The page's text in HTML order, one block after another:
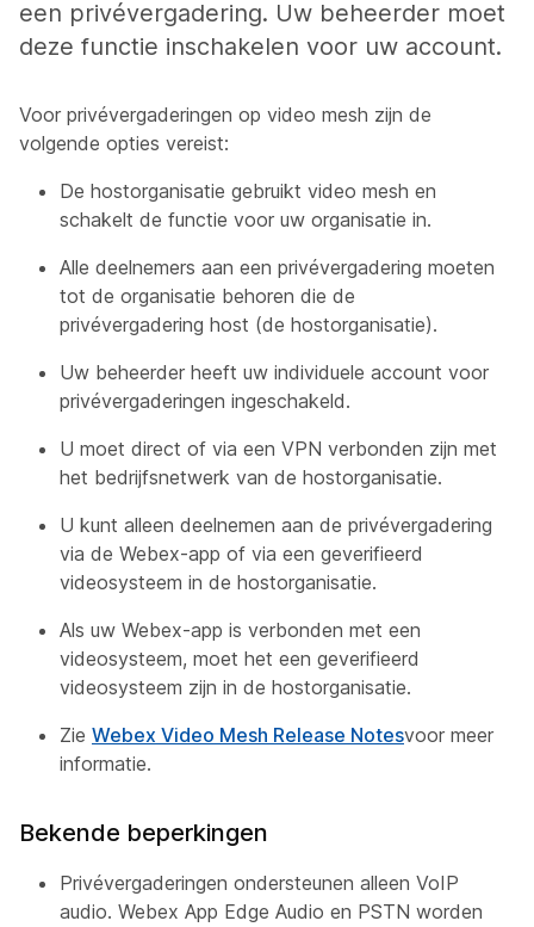
een privévergadering. Uw beheerder moet
deze functie inschakelen voor uw account.
Voor privévergaderingen op video mesh zijn de
volgende opties vereist:
De hostorganisatie gebruikt video mesh en
schakelt de functie voor uw organisatie in.
Alle deelnemers aan een privévergadering moeten
tot de organisatie behoren die de
privévergadering host (de hostorganisatie).
Uw beheerder heeft uw individuele account voor
privévergaderingen ingeschakeld.
U moet direct of via een VPN verbonden zijn met
het bedrijfsnetwerk van de hostorganisatie.
U kunt alleen deelnemen aan de privévergadering
via de Webex-app of via een geverifieerd
videosysteem in de hostorganisatie.
Als uw Webex-app is verbonden met een
videosysteem, moet het een geverifieerd
videosysteem zijn in de hostorganisatie.
Zie Webex Video Mesh Release Notesvoor meer
informatie.
Bekende beperkingen
Privévergaderingen ondersteunen alleen VoIP
audio. Webex App Edge Audio en PSTN worden